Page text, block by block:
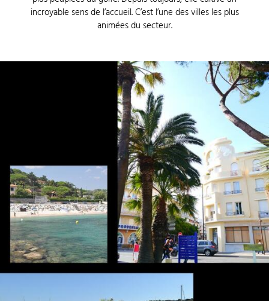
incroyable sens de l’accueil. C’est l’une des villes les plus
animées du secteur.